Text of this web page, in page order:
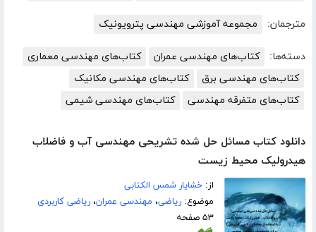
مترجمان: مجموعه آموزشی مهندسی پترویونیک
دسته‌ها: کتاب‌های مهندسی عمران
کتاب‌های مهندسی معماری
کتاب‌های مهندسی برق
کتاب‌های مهندسی مکانیک
کتاب‌های متفرقه مهندسی
کتاب‌های مهندسی شیمی
دانلود کتاب مسائل حل شده تشریحی مهندسی آب و فاضلاب
هیدرولیک محیط زیست
از:خشایار شمس الکتابی
موضوع:ریاضی، مهندسی عمران،ریاضی کاربردی
۵۳ صفحه